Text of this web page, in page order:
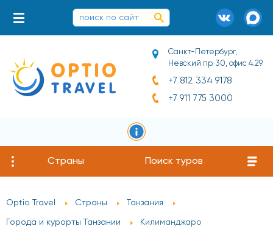
Санкт-Петербург,
Невский пр. 30, офис 4.29
+7 812 334 9178
+7 911 775 3000
Страны Поиск туров
Optio Travel Страны Танзания
Города и курорты Танзании Килиманджаро